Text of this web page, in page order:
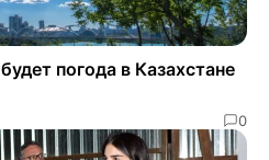
погода в Казахстане
0